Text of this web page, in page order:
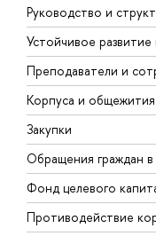
Руководство и
Устойчивое
Преподаватели и
Корпуса и общежития
Закупки
Обращения граждан
Фонд целевого
Противодействие